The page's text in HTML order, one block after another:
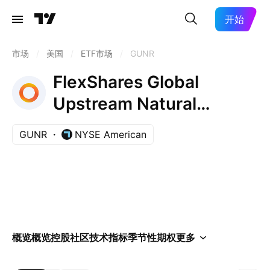
开始
市场 美国 ETF市场 GUNR
FlexShares Global
Upstream Natural
Resources Index Fund
GUNR NYSE American
概览概览控股社区技术指标季节性期权更多